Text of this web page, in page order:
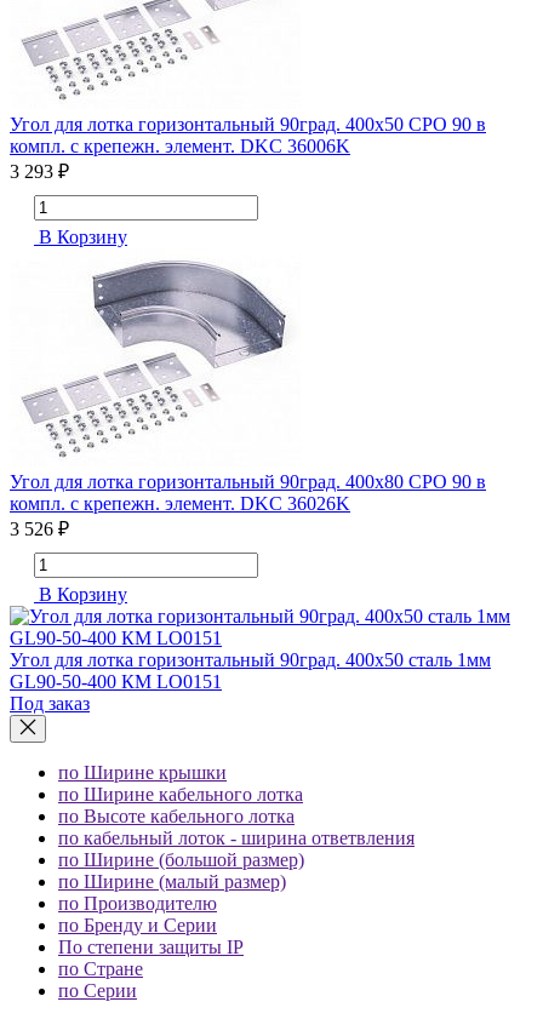
Угол для лотка горизонтальный 90град. 400х50 CPO 90 в
компл. с крепежн. элемент. DKC 36006K
3 293 ₽
В Корзину
Угол для лотка горизонтальный 90град. 400х80 CPO 90 в
компл. с крепежн. элемент. DKC 36026K
3 526 ₽
В Корзину
Угол для лотка горизонтальный 90град. 400х50 сталь 1мм
GL90-50-400 КМ LO0151
Под заказ
по Ширине крышки
по Ширине кабельного лотка
по Высоте кабельного лотка
по кабельный лоток - ширина ответвления
по Ширине (большой размер)
по Ширине (малый размер)
по Производителю
по Бренду и Серии
По степени защиты IP
по Стране
по Серии